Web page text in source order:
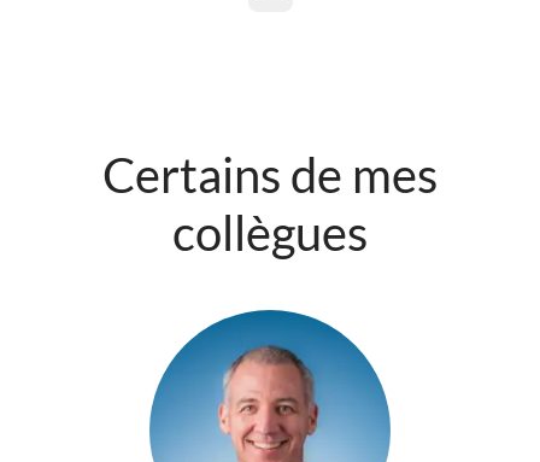
Certains de mes
collègues